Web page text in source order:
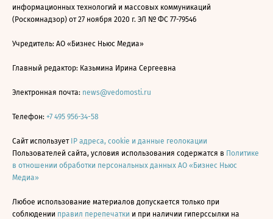
информационных технологий и массовых коммуникаций
(Роскомнадзор) от 27 ноября 2020 г. ЭЛ № ФС 77-79546
Учредитель: АО «Бизнес Ньюс Медиа»
Главный редактор: Казьмина Ирина Сергеевна
Электронная почта: news@vedomosti.ru
Телефон: +7 495 956-34-58
Сайт использует IP адреса, cookie и данные геолокации
Пользователей сайта, условия использования содержатся в Политике
в отношении обработки персональных данных АО «Бизнес Ньюс
Медиа»
Любое использование материалов допускается только при
соблюдении правил перепечатки и при наличии гиперссылки на